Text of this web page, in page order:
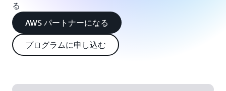
る
AWS パートナーになる
プログラムに申し込む